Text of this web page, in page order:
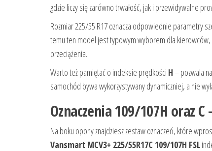
gdzie liczy się zarówno trwałość, jak i przewidywalne
Rozmiar 225/55 R17 oznacza odpowiednie parametry
temu ten model jest typowym wyborem dla
przeciążenia.
Warto też pamiętać o indeksie prędkości H– pozwala
samochód bywa wykorzystywany dynamiczniej, a nie
Oznaczenia 109/107H oraz
Na boku opony znajdziesz zestaw oznaczeń, które
Vansmart MCV3+ 225/55R17C 109/107H FSL